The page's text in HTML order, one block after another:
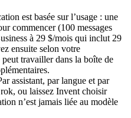
est basée sur l’usage : une
commencer (100 messages
à 29 $/mois qui inclut 29
ensuite selon votre
travailler dans la boîte de
assistant, par langue et par
ou laissez Invent choisir
n’est jamais liée au modèle